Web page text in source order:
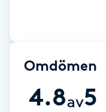
Omdömen
4.8av5